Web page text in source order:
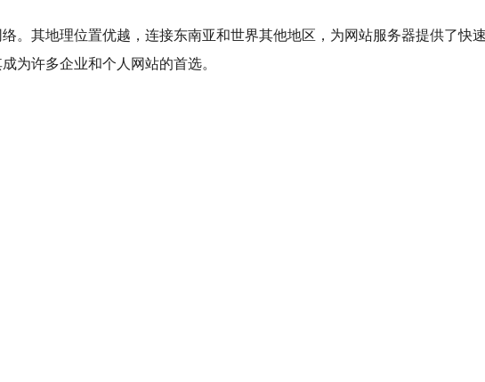
。其地理位置优越，连接东南亚和世界其他地区，为网站服务器提供了快
为许多企业和个人网站的首选。